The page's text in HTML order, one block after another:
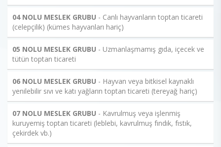
04 NOLU MESLEK GRUBU - Canlı hayvanların toptan ticareti
(celepçilik) (kümes hayvanları hariç)
05 NOLU MESLEK GRUBU - Uzmanlaşmamış gıda, içecek ve
tütün toptan ticareti
06 NOLU MESLEK GRUBU - Hayvan veya bitkisel kaynaklı
yenilebilir sıvı ve katı yağların toptan ticareti (tereyağ hariç)
07 NOLU MESLEK GRUBU - Kavrulmuş veya işlenmiş
kuruyemiş toptan ticareti (leblebi, kavrulmuş fındık, fıstık,
çekirdek vb.)